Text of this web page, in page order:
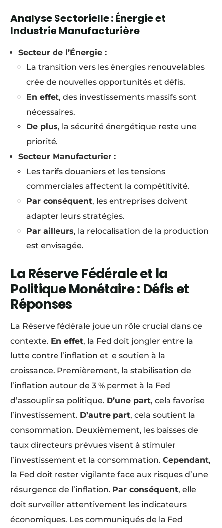
Analyse Sectorielle : Énergie et
Industrie Manufacturière
Secteur de l’Énergie :
La transition vers les énergies renouvelables
crée de nouvelles opportunités et défis.
En effet, des investissements massifs sont
nécessaires.
De plus, la sécurité énergétique reste une
priorité.
Secteur Manufacturier :
Les tarifs douaniers et les tensions
commerciales affectent la compétitivité.
Par conséquent, les entreprises doivent
adapter leurs stratégies.
Par ailleurs, la relocalisation de la production
est envisagée.
La Réserve Fédérale et la
Politique Monétaire : Défis et
Réponses
La Réserve fédérale joue un rôle crucial dans ce
contexte. En effet, la Fed doit jongler entre la
lutte contre l’inflation et le soutien à la
croissance. Premièrement, la stabilisation de
l’inflation autour de 3 % permet à la Fed
d’assouplir sa politique. D’une part, cela favorise
l’investissement. D’autre part, cela soutient la
consommation. Deuxièmement, les baisses de
taux directeurs prévues visent à stimuler
l’investissement et la consommation.Cependant,
la Fed doit rester vigilante face aux risques d’une
résurgence de l’inflation. Par conséquent, elle
doit surveiller attentivement les indicateurs
économiques. Les communiqués de la Fed